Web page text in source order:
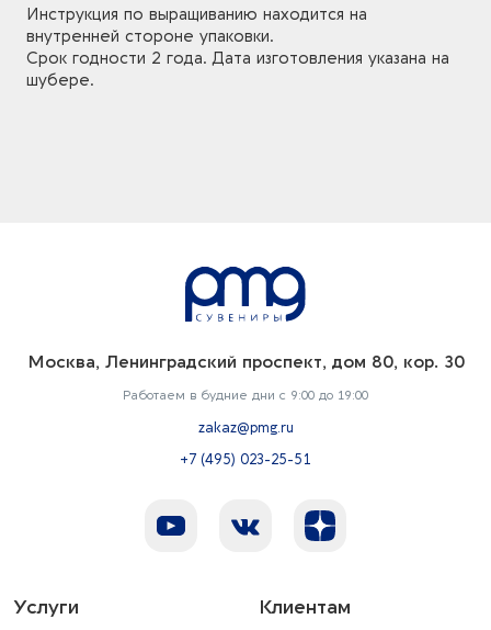
Инструкция по выращиванию находится на
внутренней стороне упаковки.
Срок годности 2 года. Дата изготовления указана на
шубере.
Москва, Ленинградский проспект, дом 80, кор. 30
Работаем в будние дни с 9:00 до 19:00
zakaz@pmg.ru
+7 (495) 023-25-51
Услуги Клиентам